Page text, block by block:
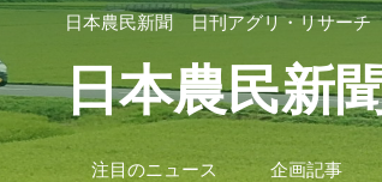
日本農民新聞 日刊アグリ・リサーチ
日本農民新
注目のニュース 企画記事